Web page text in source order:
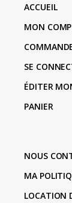
ACCUEIL
MON
SE
ÉDITER
PANIER
NOUS
MA
LOCATION